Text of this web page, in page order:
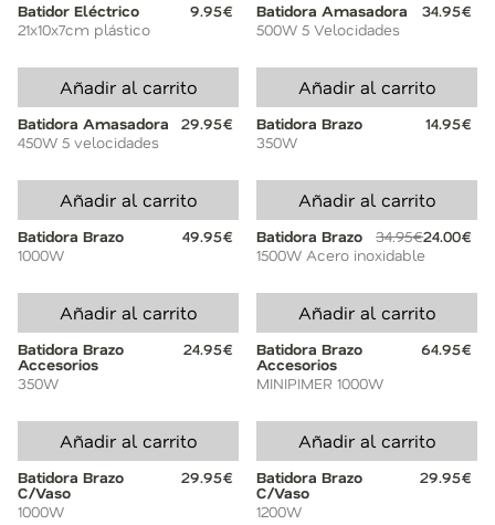
Batidor Eléctrico
9.95€
21x10x7cm plástico
Batidora Amasadora
34.95€
500W 5 Velocidades
Añadir al carrito
Batidora Amasadora
29.95€
450W 5 velocidades
Añadir al carrito
Batidora Brazo
14.95€
350W
Añadir al carrito
Batidora Brazo
49.95€
1000W
Añadir al carrito
Batidora Brazo 34.95€24.00€
1500W Acero inoxidable
Añadir al carrito
Batidora Brazo
Accesorios
24.95€
350W
Añadir al carrito
Batidora Brazo
Accesorios
64.95€
MINIPIMER 1000W
Añadir al carrito
Batidora Brazo
C/Vaso
29.95€
1000W
Añadir al carrito
Batidora Brazo
C/Vaso
29.95€
1200W